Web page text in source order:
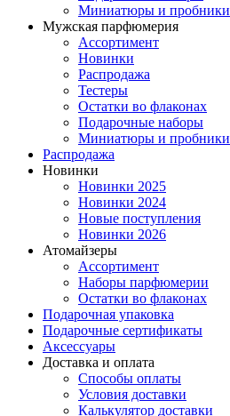
Миниатюры и пробники
Мужская парфюмерия
Ассортимент
Новинки
Распродажа
Тестеры
Остатки во флаконах
Подарочные наборы
Миниатюры и пробники
Распродажа
Новинки
Новинки 2025
Новинки 2024
Новые поступления
Новинки 2026
Атомайзеры
Ассортимент
Наборы парфюмерии
Остатки во флаконах
Подарочная упаковка
Подарочные сертификаты
Аксессуары
Доставка и оплата
Способы оплаты
Условия доставки
Калькулятор доставки